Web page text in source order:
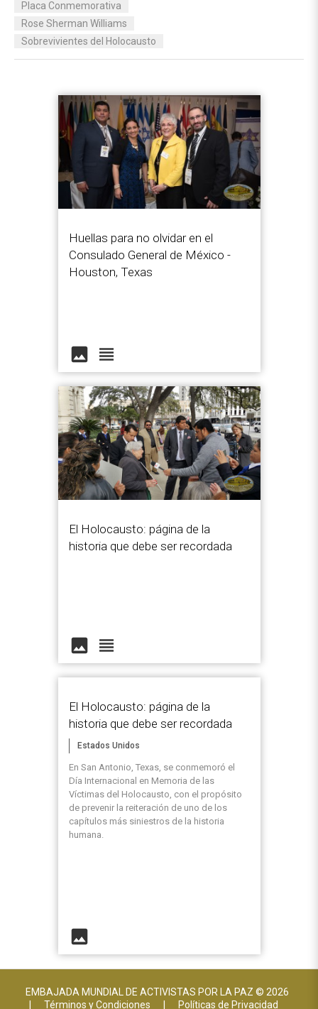
Placa Conmemorativa
Rose Sherman Williams
Sobrevivientes del Holocausto
Huellas para no olvidar en el
Consulado General de México -
Houston, Texas
image view_headline
El Holocausto: página de la
historia que debe ser recordada
image view_headline
El Holocausto: página de la
historia que debe ser recordada
Estados Unidos
En San Antonio, Texas, se conmemoró el
Día Internacional en Memoria de las
Víctimas del Holocausto, con el propósito
de prevenir la reiteración de uno de los
capítulos más siniestros de la historia
humana.
image
EMBAJADA MUNDIAL DE ACTIVISTAS POR LA PAZ © 2026
Términos y Condiciones Políticas de Privacidad